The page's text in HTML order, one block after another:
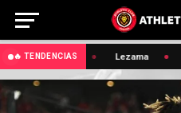
🔥 TENDENCIAS
🔥 Edin Terzic Lezama